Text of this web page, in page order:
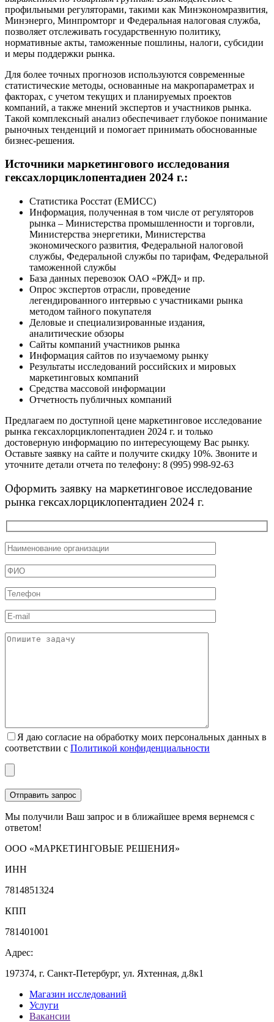
профильными регуляторами, такими как Минэкономразвития,
Минэнерго, Минпромторг и Федеральная налоговая служба,
позволяет отслеживать государственную политику,
нормативные акты, таможенные пошлины, налоги, субсидии
и меры поддержки рынка.
Для более точных прогнозов используются современные
статистические методы, основанные на макропараметрах и
факторах, с учетом текущих и планируемых проектов
компаний, а также мнений экспертов и участников рынка.
Такой комплексный анализ обеспечивает глубокое понимание
рыночных тенденций и помогает принимать обоснованные
бизнес-решения.
Источники маркетингового исследования
гексахлорциклопентадиен 2024 г.:
Статистика Росстат (ЕМИСС)
Информация, полученная в том числе от регуляторов
рынка – Министерства промышленности и торговли,
Министерства энергетики, Министерства
экономического развития, Федеральной налоговой
службы, Федеральной службы по тарифам, Федеральной
таможенной службы
База данных перевозок ОАО «РЖД» и пр.
Опрос экспертов отрасли, проведение
легендированного интервью с участниками рынка
методом тайного покупателя
Деловые и специализированные издания,
аналитические обзоры
Сайты компаний участников рынка
Информация сайтов по изучаемому рынку
Результаты исследований российских и мировых
маркетинговых компаний
Средства массовой информации
Отчетность публичных компаний
Предлагаем по доступной цене маркетинговое исследование
рынка гексахлорциклопентадиен 2024 г. и только
достоверную информацию по интересующему Вас рынку.
Оставьте заявку на сайте и получите скидку 10%. Звоните и
уточните детали отчета по телефону: 8 (995) 998-92-63
Оформить заявку на маркетинговое исследование
рынка гексахлорциклопентадиен 2024 г.
Я даю согласие на обработку моих персональных данных в
соответствии с Политикой конфиденциальности
Мы получили Ваш запрос и в ближайшее время вернемся с
ответом!
ООО «МАРКЕТИНГОВЫЕ РЕШЕНИЯ»
ИНН
7814851324
КПП
781401001
Адрес:
197374, г. Санкт-Петербург, ул. Яхтенная, д.8к1
Магазин исследований
Услуги
Вакансии